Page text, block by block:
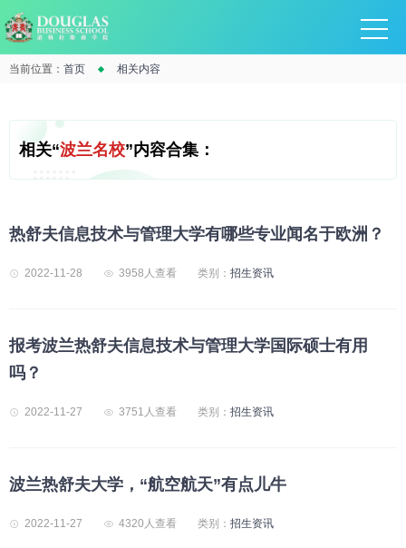
当前位置： 首页 相关内容
相关“波兰名校”内容合集：
热舒夫信息技术与管理大学有哪些专业闻名于欧洲？
2022-11-28 3958人查看 类别： 招生资讯
报考波兰热舒夫信息技术与管理大学国际硕士有用
吗？
2022-11-27 3751人查看 类别： 招生资讯
波兰热舒夫大学，“航空航天”有点儿牛
2022-11-27 4320人查看 类别： 招生资讯